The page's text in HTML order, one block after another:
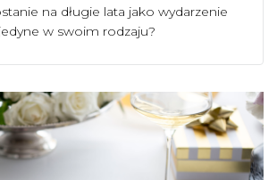
na długie lata jako wydarzenie
jedyne w swoim rodzaju?